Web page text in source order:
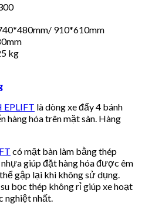
910*610mm
kg
là dòng xe đẩy 4 bánh
hàng hóa trên mặt sàn. Hàng
có mặt bàn làm bằng thép
giúp đặt hàng hóa được êm
gập lại khi không sử dụng.
bọc thép không rỉ giúp xe hoạt
nghiệt nhất.